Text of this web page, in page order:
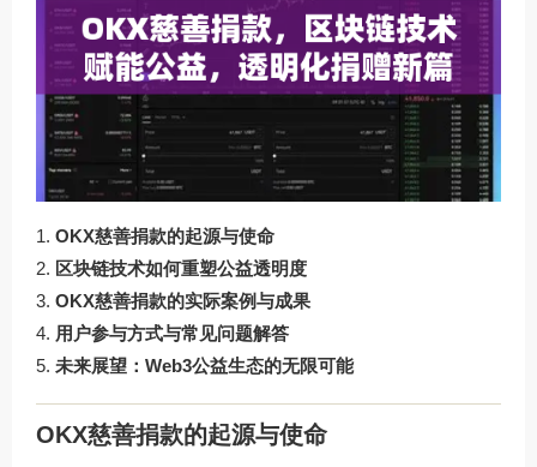
OKX慈善捐款的起源与使命
区块链技术如何重塑公益透明度
OKX慈善捐款的实际案例与成果
用户参与方式与常见问题解答
未来展望：Web3公益生态的无限可能
OKX慈善捐款的起源与使命